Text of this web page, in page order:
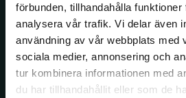
förbunden, tillhandahålla
analysera vår trafik. Vi delar även
användning av vår webbplats med
sociala medier, annonsering och
tur kombinera informationen med
du har tillhandahållit eller som de